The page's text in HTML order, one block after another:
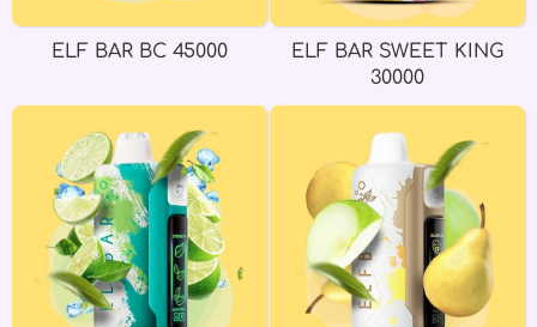
ELF BAR BC 45000
ELF BAR SWEET KING
30000